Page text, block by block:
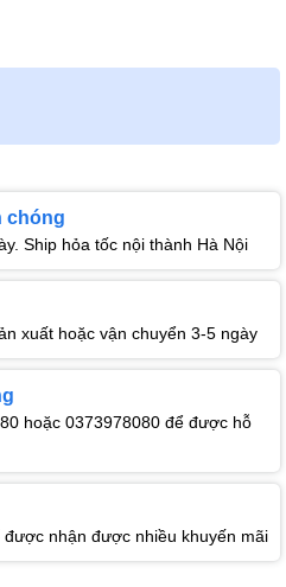
chóng
Ship hỏa tốc nội thành Hà Nội
xuất hoặc vận chuyển 3-5 ngày
hoặc 0373978080 để được hỗ
nhận được nhiều khuyến mãi